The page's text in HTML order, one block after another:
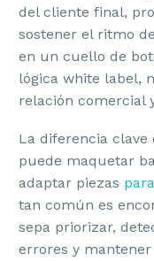
del cliente final,
sostener el ritmo
en un cuello de
lógica white label,
relación comercial
La diferencia
puede maquetar
adaptar piezas
tan común es
sepa priorizar,
errores y